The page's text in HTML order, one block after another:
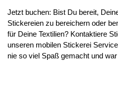
Jetzt buchen: Bist Du bereit,
Stickereien zu bereichern oder
für Deine Textilien? Kontaktiere
unseren mobilen Stickerei
nie so viel Spaß gemacht und